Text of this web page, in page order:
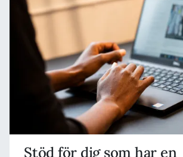
Stöd för dig som har en